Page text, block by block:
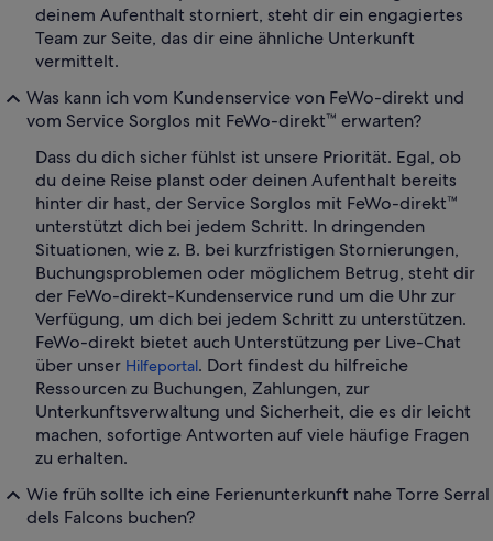
deinem Aufenthalt storniert, steht dir ein engagiertes
Team zur Seite, das dir eine ähnliche Unterkunft
vermittelt.
Was kann ich vom Kundenservice von FeWo-direkt und
vom Service Sorglos mit FeWo-direkt™ erwarten?
Dass du dich sicher fühlst ist unsere Priorität. Egal, ob
du deine Reise planst oder deinen Aufenthalt bereits
hinter dir hast, der Service Sorglos mit FeWo-direkt™
unterstützt dich bei jedem Schritt. In dringenden
Situationen, wie z. B. bei kurzfristigen Stornierungen,
Buchungsproblemen oder möglichem Betrug, steht dir
der FeWo-direkt-Kundenservice rund um die Uhr zur
Verfügung, um dich bei jedem Schritt zu unterstützen.
FeWo-direkt bietet auch Unterstützung per Live-Chat
über unser Hilfeportal. Dort findest du hilfreiche
Ressourcen zu Buchungen, Zahlungen, zur
Unterkunftsverwaltung und Sicherheit, die es dir leicht
machen, sofortige Antworten auf viele häufige Fragen
zu erhalten.
Wie früh sollte ich eine Ferienunterkunft nahe Torre Serral
dels Falcons buchen?